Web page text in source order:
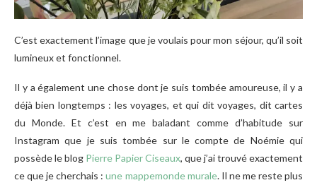
C’est exactement l’image que je voulais pour mon séjour, qu’il soit
lumineux et fonctionnel.
Il y a également une chose dont je suis tombée amoureuse, il y a
déjà bien longtemps : les voyages, et qui dit voyages, dit cartes
du Monde. Et c’est en me baladant comme d’habitude sur
Instagram que je suis tombée sur le compte de Noémie qui
possède le blog Pierre Papier Ciseaux, que j’ai trouvé exactement
ce que je cherchais :une mappemonde murale. Il ne me reste plus